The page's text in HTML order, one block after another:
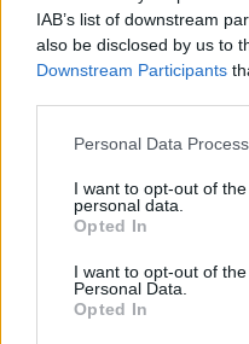
IAB’s list of downstream
also be disclosed by us to
Downstream Participants
Please note that this
not limited to your visit or
grant or deny consent to
use your data for below
consent section.
Personal Data
I want to opt-out of
personal data.
Opted In
I want to opt-out of
Personal Data.
Opted In
Felhasználónév
Elfelejtette jelszavát?
Kertészeti, kerti